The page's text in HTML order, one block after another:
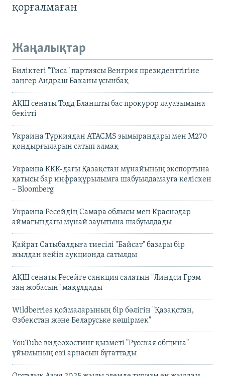
қорғалмаған
Жаңалықтар
Биліктегі "Тиса" партиясы Венгрия президенттігіне
заңгер Андраш Баканы ұсынбақ
АҚШ сенаты Тодд Бланшты бас прокурор лауазымына
бекітті
Украина Түркиядан ATACMS зымырандары мен M270
қондырғыларын сатып алмақ
Украина КҚК-дағы Қазақстан мұнайының экспортына
қатысы бар инфрақұрылымға шабуылдамауға келіскен
– Bloomberg
Украина Ресейдің Самара облысы мен Краснодар
аймағындағы мұнай зауытына шабуылдады
Қайрат Сатыбалдыға тиесілі "Байсат" базары бір
жылдан кейін аукционда сатылды
АҚШ сенаты Ресейге санкция салатын "Линдси Грэм
заң жобасын" мақұлдады
Wildberries қоймаларының бір бөлігін "Қазақстан,
Өзбекстан және Беларуське көшірмек"
YouTube видеохостинг қызметі "Русская община"
ұйымының екі арнасын бұғаттады